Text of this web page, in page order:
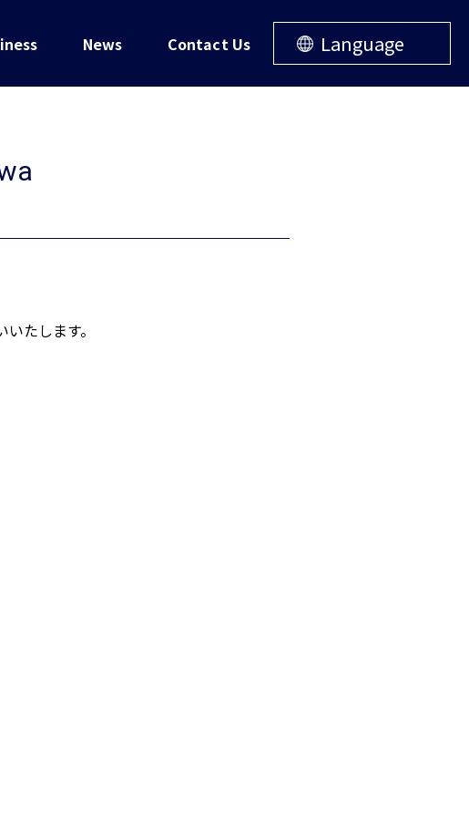
News Contact Us Language
たします。